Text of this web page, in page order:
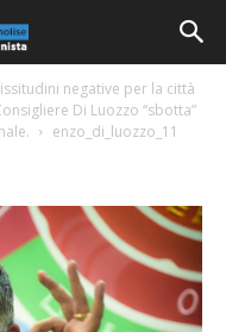
negative per la città
Di Luozzo “sbotta”
enzo_di_luozzo_11